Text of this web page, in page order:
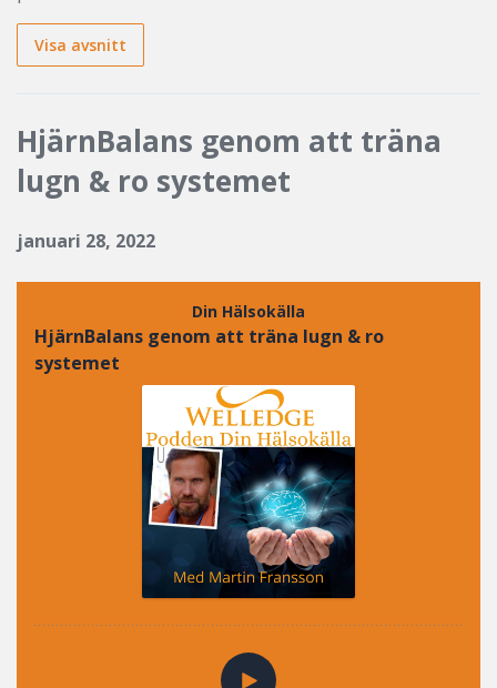
Visa avsnitt
HjärnBalans genom att träna
lugn & ro systemet
januari 28, 2022